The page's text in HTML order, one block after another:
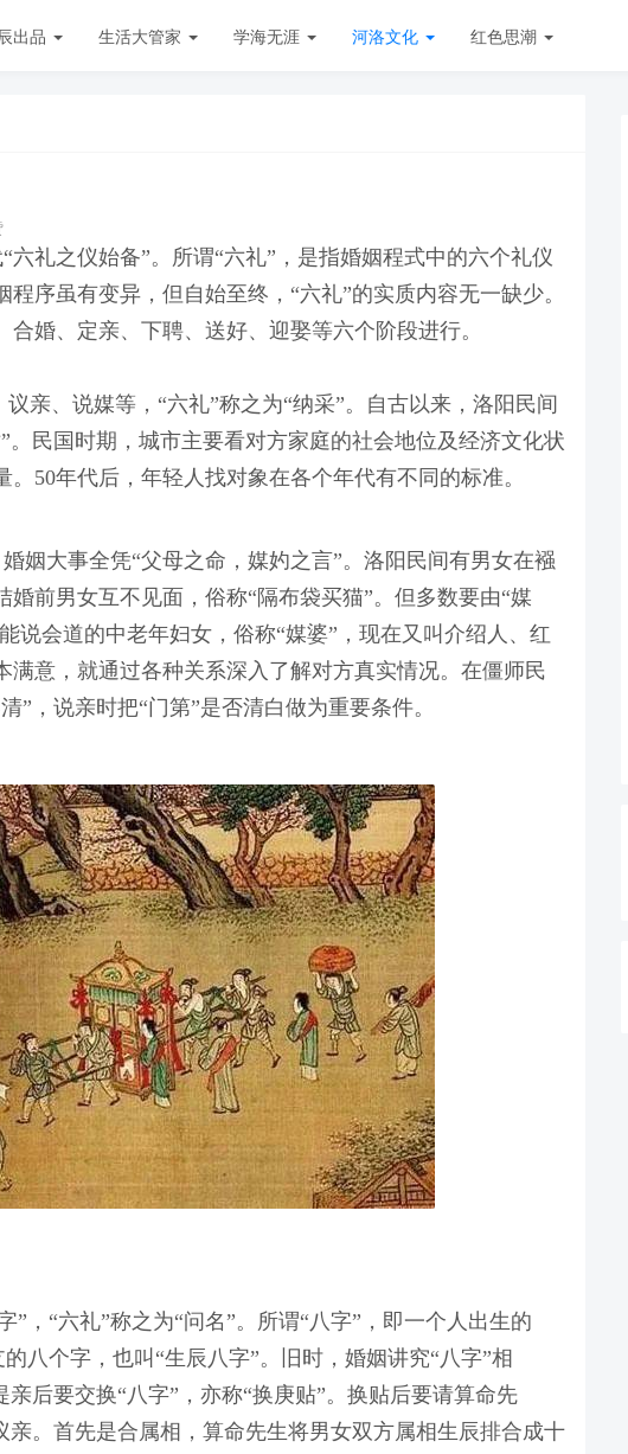
出品 生活大管家 学海无涯 河洛文化 红色思潮
六礼之仪始备”。所谓“六礼”，是指婚姻程式中的六个礼仪
序虽有变异，但自始至终，“六礼”的实质内容无一缺少。
婚、定亲、下聘、送好、迎娶等六个阶段进行。
亲、说媒等，“六礼”称之为“纳采”。自古以来，洛阳民间
。民国时期，城市主要看对方家庭的社会地位及经济文化状
50年代后，年轻人找对象在各个年代有不同的标准。
姻大事全凭“父母之命，媒妁之言”。洛阳民间有男女在襁
前男女互不见面，俗称“隔布袋买猫”。但多数要由“媒
说会道的中老年妇女，俗称“媒婆”，现在又叫介绍人、红
满意，就通过各种关系深入了解对方真实情况。在僵师民
”，说亲时把“门第”是否清白做为重要条件。
，“六礼”称之为“问名”。所谓“八字”，即一个人出生的
八个字，也叫“生辰八字”。旧时，婚姻讲究“八字”相
后要交换“八字”，亦称“换庚贴”。换贴后要请算命先
亲。首先是合属相，算命先生将男女双方属相生辰排合成十